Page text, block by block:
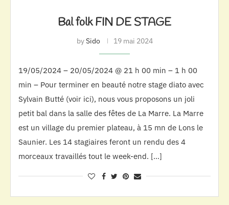
Bal folk FIN DE STAGE
bySido 19 mai 2024
19/05/2024 – 20/05/2024 @ 21 h 00 min – 1 h 00
min – Pour terminer en beauté notre stage diato avec
Sylvain Butté (voir ici), nous vous proposons un joli
petit bal dans la salle des fêtes de La Marre. La Marre
est un village du premier plateau, à 15 mn de Lons le
Saunier. Les 14 stagiaires feront un rendu des 4
morceaux travaillés tout le week-end. […]